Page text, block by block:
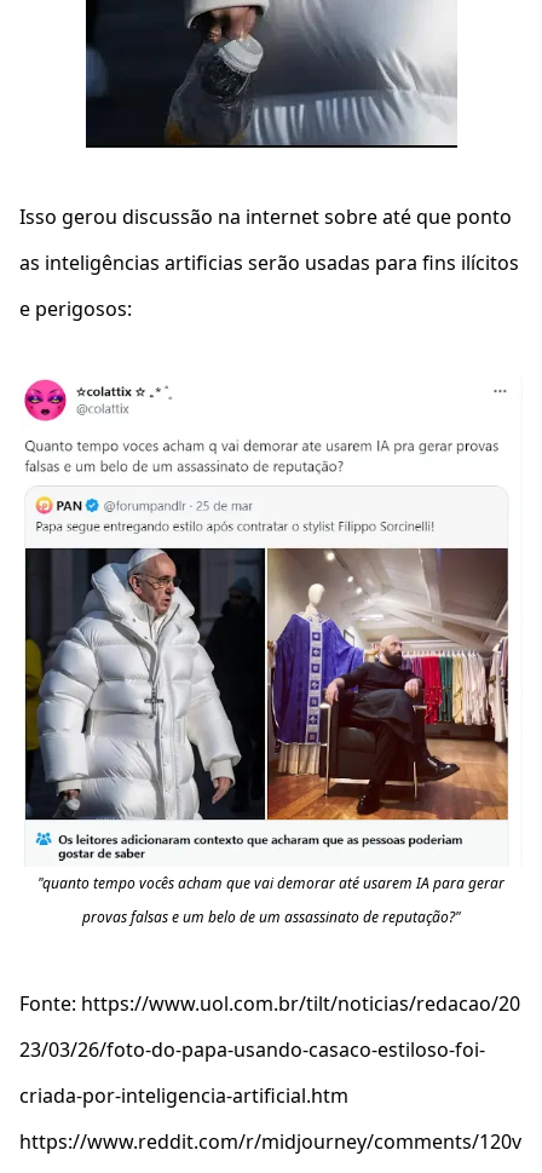
Isso gerou discussão na internet sobre até que ponto
as inteligências artificias serão usadas para fins ilícitos
e perigosos:
"quanto tempo vocês acham que vai demorar até usarem IA para gerar
provas falsas e um belo de um assassinato de reputação?"
Fonte: https://www.uol.com.br/tilt/noticias/redacao/20
23/03/26/foto-do-papa-usando-casaco-estiloso-foi-
criada-por-inteligencia-artificial.htm
https://www.reddit.com/r/midjourney/comments/120v